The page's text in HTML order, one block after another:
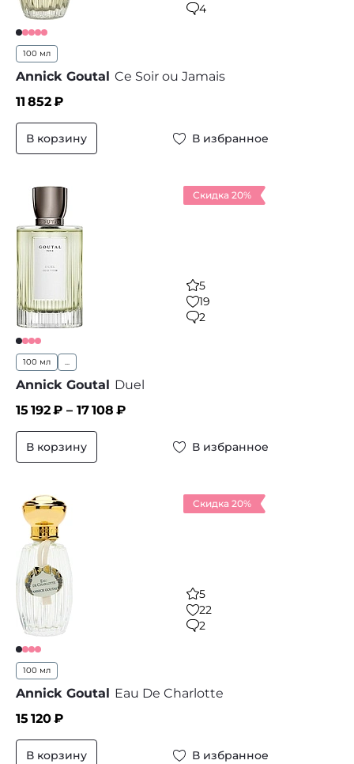
4
100 мл
Annick Goutal Ce Soir ou Jamais
11 852₽
В корзину В избранное
Скидка 20%
5
19
2
100 мл ...
Annick Goutal Duel
15 192₽ – 17 108 ₽
В корзину В избранное
Скидка 20%
5
22
2
100 мл
Annick Goutal Eau De Charlotte
15 120₽
В корзину В избранное